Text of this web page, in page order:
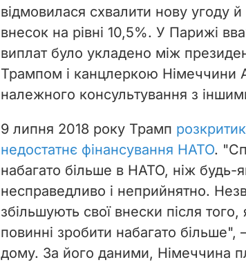
відмовилася схвалити нову угоду
внесок на рівні 10,5%. У Парижі
виплат було укладено між
Трампом і канцлеркою
належного консультування з
9 липня 2018 року Трамп
недостатнє фінансування НАТО. "
набагато більше в НАТО, ніж будь-
несправедливо і неприйнятно.
збільшують свої внески після
повинні зробити набагато більше",
дому. За його даними, Німеччина